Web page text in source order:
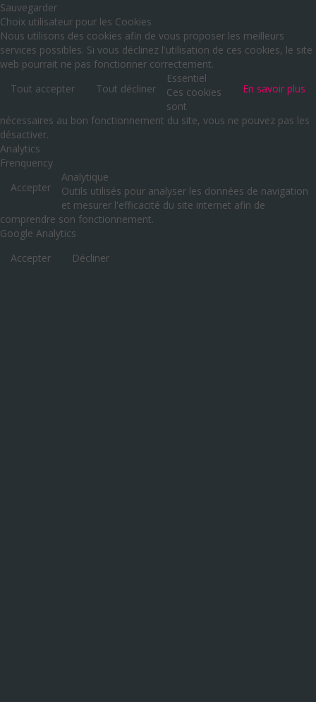
Sauvegarder
Choix utilisateur pour les Cookies
Nous utilisons des cookies afin de vous proposer les meilleurs
services possibles. Si vous déclinez l'utilisation de ces cookies, le site
web pourrait ne pas fonctionner correctement.
Tout accepter
Tout décliner En savoir plus
Essentiel
Ces cookies
sont
nécessaires au bon fonctionnement du site, vous ne pouvez pas les
désactiver.
Analytics
Frenquency
Accepter
Analytique
Outils utilisés pour analyser les données de navigation
et mesurer l'efficacité du site internet afin de
comprendre son fonctionnement.
Google Analytics
Accepter
Décliner